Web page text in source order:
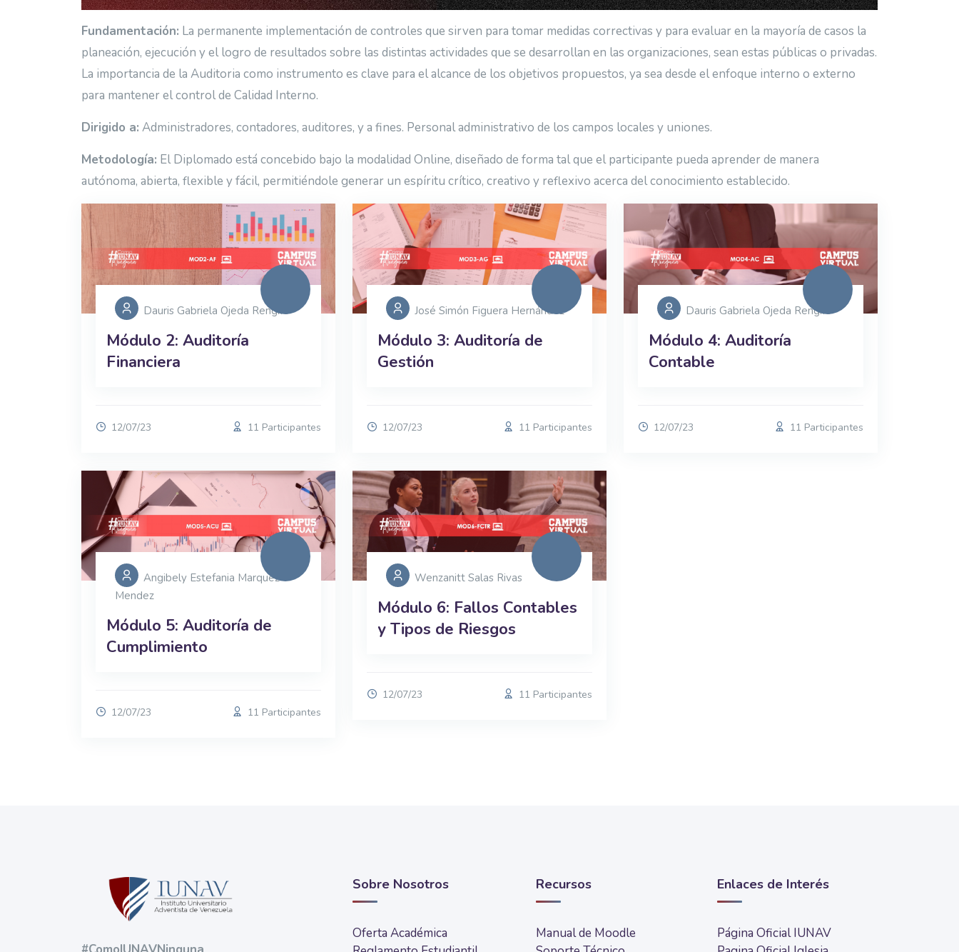
Fundamentación: La permanente implementación de controles que sirven para tomar medidas correctivas y para evaluar en la mayoría de casos la
planeación, ejecución y el logro de resultados sobre las distintas actividades que se desarrollan en las organizaciones, sean estas públicas o privadas.
La importancia de la Auditoria como instrumento es clave para el alcance de los objetivos propuestos, ya sea desde el enfoque interno o externo
para mantener el control de Calidad Interno.
Dirigido a: Administradores, contadores, auditores, y a fines. Personal administrativo de los campos locales y uniones.
Metodología: El Diplomado está concebido bajo la modalidad Online, diseñado de forma tal que el participante pueda aprender de manera
autónoma, abierta, flexible y fácil, permitiéndole generar un espíritu crítico, creativo y reflexivo acerca del conocimiento establecido.
Dauris Gabriela Ojeda Rengifo
Módulo 2: Auditoría
Financiera
12/07/23 11 Participantes
José Simón Figuera Hernández
Módulo 3: Auditoría de
Gestión
12/07/23 11 Participantes
Dauris Gabriela Ojeda Rengifo
Módulo 4: Auditoría
Contable
12/07/23 11 Participantes
Angibely Estefania Marquez
Mendez
Módulo 5: Auditoría de
Cumplimiento
12/07/23 11 Participantes
Wenzanitt Salas Rivas
Módulo 6: Fallos Contables
y Tipos de Riesgos
12/07/23 11 Participantes
Sobre Nosotros
Oferta Académica
Recursos
Manual de Moodle
Enlaces de Interés
Página Oficial IUNAV